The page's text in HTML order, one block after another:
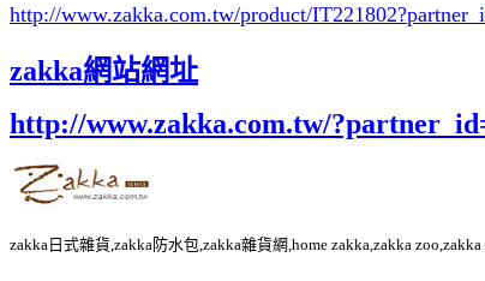
http://www.zakka.com.tw/product/IT221802
zakka網站網址
http://www.zakka.com.tw/
zakka日式雜貨,zakka防水包,zakka雜貨網,home zakka,zakka